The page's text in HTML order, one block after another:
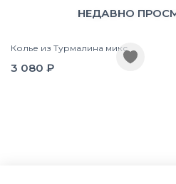
НЕДАВНО
Колье из Турмалина микс
3 080 ₽